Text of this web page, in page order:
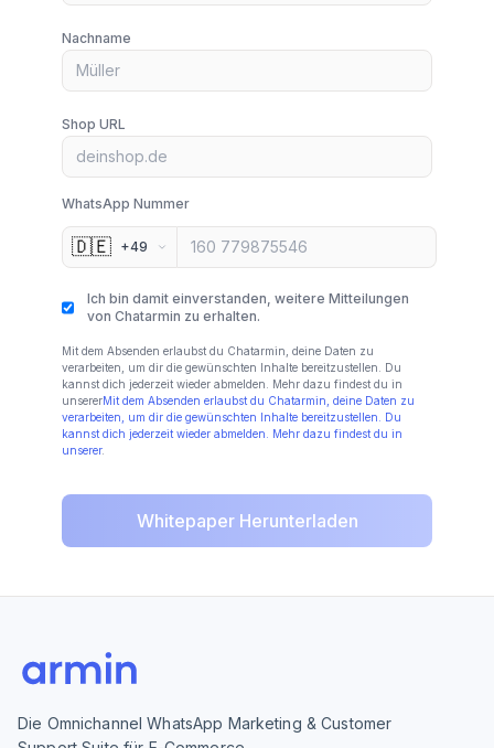
Nachname
Shop URL
WhatsApp Nummer
🇩🇪 +49
Ich bin damit einverstanden, weitere Mitteilungen
von Chatarmin zu erhalten.
Mit dem Absenden erlaubst du Chatarmin, deine Daten zu
verarbeiten, um dir die gewünschten Inhalte bereitzustellen. Du
kannst dich jederzeit wieder abmelden. Mehr dazu findest du in
unsererMit dem Absenden erlaubst du Chatarmin, deine Daten zu
verarbeiten, um dir die gewünschten Inhalte bereitzustellen. Du
kannst dich jederzeit wieder abmelden. Mehr dazu findest du in
unserer.
Whitepaper Herunterladen
Die Omnichannel WhatsApp Marketing & Customer